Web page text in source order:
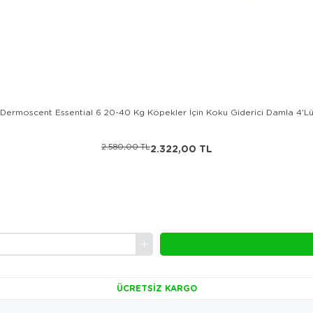
Dermoscent Essential 6 20-40 Kg Köpekler İçin Koku Giderici Damla 4'Lü
2.322,00 TL
2.580,00 TL
ÜCRETSIZ KARGO